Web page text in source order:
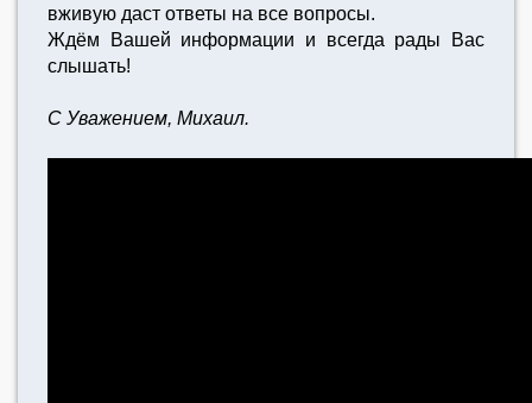
вживую даст ответы на все вопросы.
Ждём Вашей информации и всегда рады Вас
слышать!
С Уважением, Михаил.